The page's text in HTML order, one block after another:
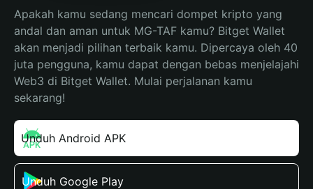
Apakah kamu sedang mencari dompet kripto yang
andal dan aman untuk MG-TAF kamu? Bitget Wallet
akan menjadi pilihan terbaik kamu. Dipercaya oleh 40
juta pengguna, kamu dapat dengan bebas menjelajahi
Web3 di Bitget Wallet. Mulai perjalanan kamu
sekarang!
Unduh Android APK
Unduh Google Play